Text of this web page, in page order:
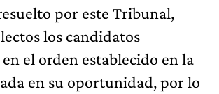
por este Tribunal,
los candidatos
el orden establecido en la
en su oportunidad, por lo